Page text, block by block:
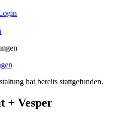
hat bereits stattgefunden.
+ Vesper